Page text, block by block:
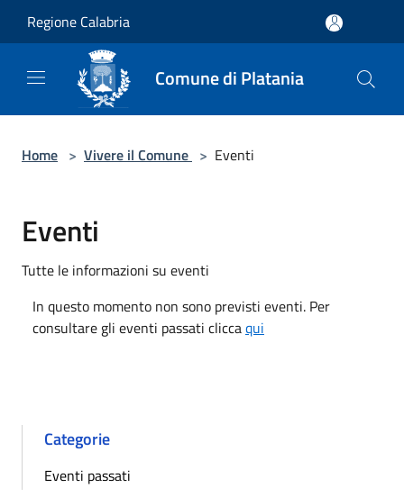
Regione Calabria
Comune di Platania
Home > Vivere il Comune > Eventi
Eventi
Tutte le informazioni su eventi
In questo momento non sono previsti eventi. Per
consultare gli eventi passati cliccaqui
Categorie
Eventi passati